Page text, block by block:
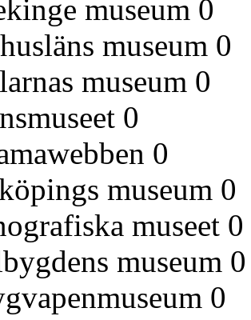
museum 0
museum 0
museum 0
0
0
museum 0
museet 0
museum 0
0